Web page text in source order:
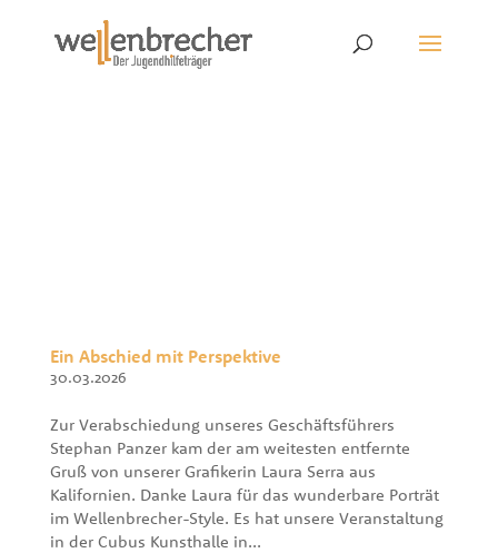
Ein Abschied mit Perspektive
30.03.2026
Zur Verabschiedung unseres Geschäftsführers
Stephan Panzer kam der am weitesten entfernte
Gruß von unserer Grafikerin Laura Serra aus
Kalifornien. Danke Laura für das wunderbare Porträt
im Wellenbrecher-Style. Es hat unsere Veranstaltung
in der Cubus Kunsthalle in...